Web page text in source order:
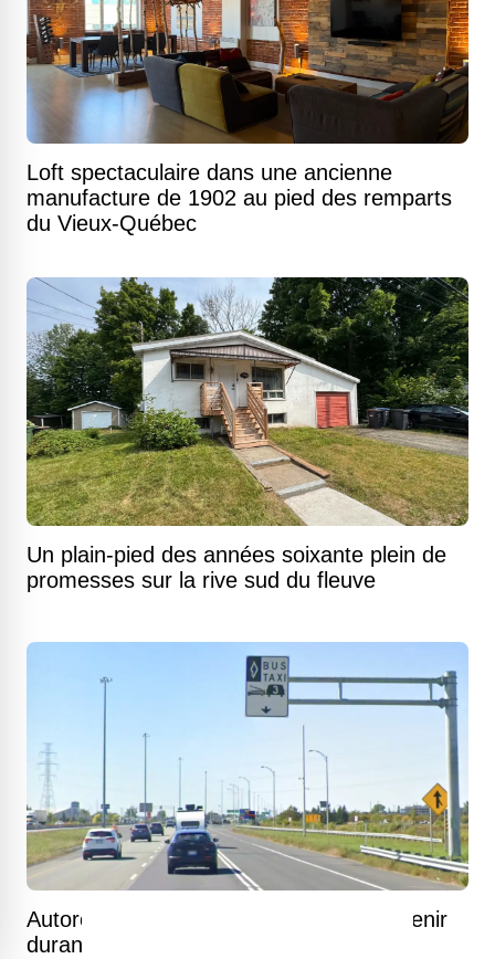
Loft spectaculaire dans une ancienne
manufacture de 1902 au pied des remparts
du Vieux-Québec
Un plain-pied des années soixante plein de
promesses sur la rive sud du fleuve
Autoroute 20 : plusieurs fermetures à venir
durant tout le mois d'août